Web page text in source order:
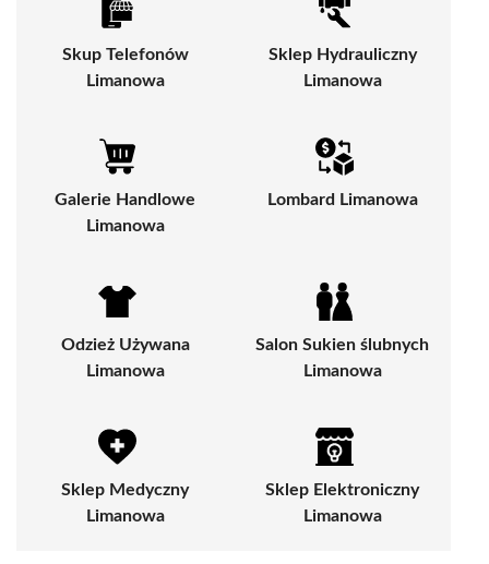
Skup Telefonów
Limanowa
Sklep Hydrauliczny
Limanowa
Galerie Handlowe
Limanowa
Lombard Limanowa
Odzież Używana
Limanowa
Salon Sukien ślubnych
Limanowa
Sklep Medyczny
Limanowa
Sklep Elektroniczny
Limanowa